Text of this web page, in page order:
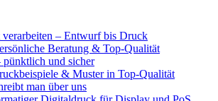
– Entwurf bis Druck
Beratung & Top-Qualität
pünktlich und sicher
& Muster in Top-Qualität
man über uns